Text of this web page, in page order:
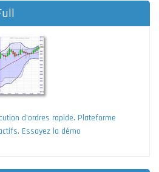
d'ordres rapide. Plateforme
Essayez la démo